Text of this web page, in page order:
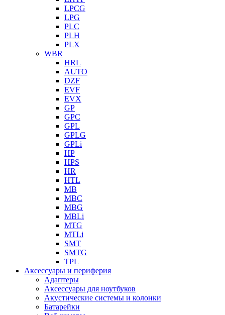
LPCG
LPG
PLC
PLH
PLX
WBR
HRL
AUTO
DZF
EVF
EVX
GP
GPC
GPL
GPLG
GPLi
HP
HPS
HR
HTL
MB
MBC
MBG
MBLi
MTG
MTLi
SMT
SMTG
TPL
Аксессуары и периферия
Адаптеры
Аксессуары для ноутбуков
Акустические системы и колонки
Батарейки